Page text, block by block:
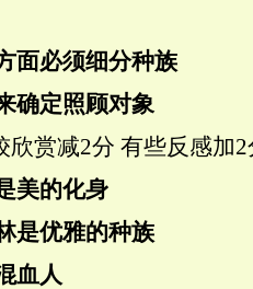
面必须细分种族
确定照顾对象
欣赏减2分 有些反感加2
美的化身
是优雅的种族
血人